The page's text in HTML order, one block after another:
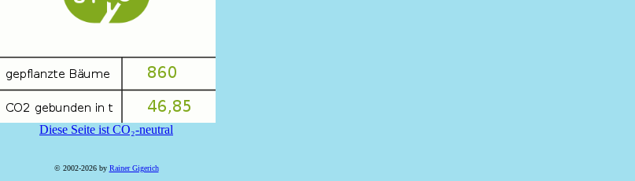
Diese Seite ist CO₂-neutral
© 2002-2026 by Rainer Gigerich